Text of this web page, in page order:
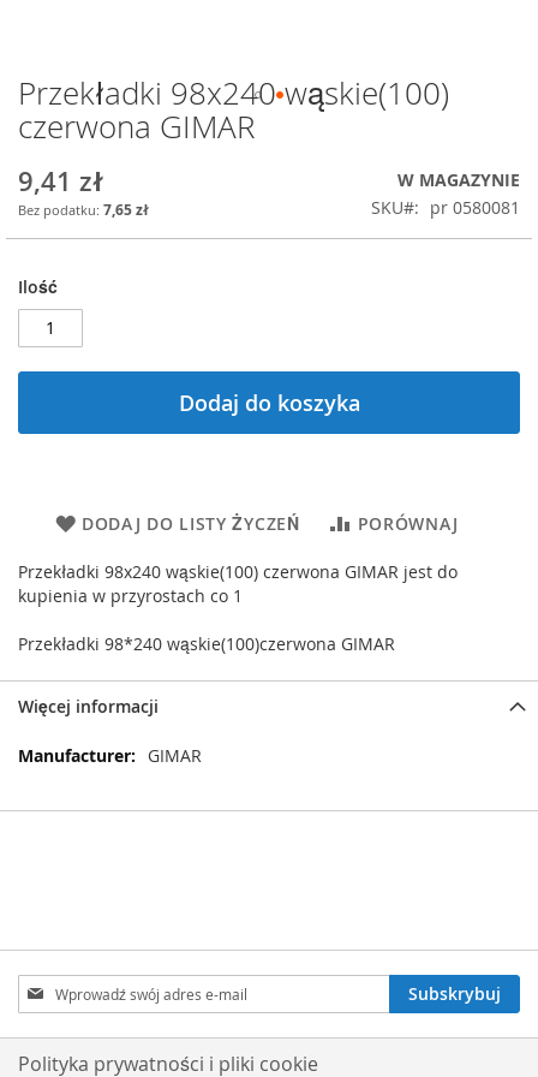
Przejdź
na
początek
Przekładki 98x240 wąskie(100)
czerwona GIMAR
9,41 zł
7,65 zł
W MAGAZYNIE
SKU
pr 0580081
Ilość
Dodaj do koszyka
DODAJ DO LISTY ŻYCZEŃ PORÓWNAJ
Przekładki 98x240 wąskie(100) czerwona GIMAR jest do
kupienia w przyrostach co 1
Przekładki 98*240 wąskie(100)czerwona GIMAR
Więcej informacji
Więcej
GIMAR
Subskrybuj
nasz
newsletter:
Subskrybuj
Polityka prywatności i pliki cookie